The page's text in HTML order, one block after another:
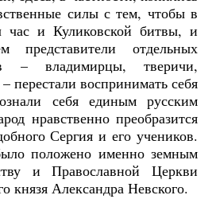
силы с тем, чтобы в
час и Куликовской битвы, и
отдельных
– владимирцы, тверичи,
перестали воспринимать себя
себя единым русским
нравственно преобразится
Сергия и его учеников.
положено именно земным
и Православной Церкви
князя Александра Невского.